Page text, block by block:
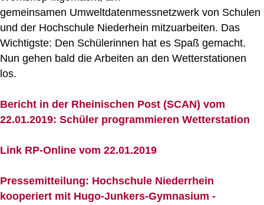
gemeinsamen Umweltdatenmessnetzwerk von Schulen
und der Hochschule Niederhein mitzuarbeiten. Das
Wichtigste: Den Schülerinnen hat es Spaß gemacht.
Nun gehen bald die Arbeiten an den Wetterstationen
los.
Bericht in der Rheinischen Post (SCAN) vom
22.01.2019: Schüler programmieren Wetterstation
Link RP-Online vom 22.01.2019
Pressemitteilung: Hochschule Niederrhein
kooperiert mit Hugo-Junkers-Gymnasium -